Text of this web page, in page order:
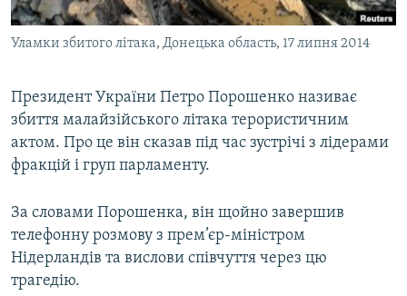
ІНФОГРАФІКА
ДОЛУЧАЙСЯ!
Усі сайти RFE/RL
Уламки збитого літака, Донецька область, 17 липня 2014
Президент України Петро Порошенко називає
збиття малайзійського літака терористичним
актом. Про це він сказав під час зустрічі з лідерами
фракцій і груп парламенту.
За словами Порошенка, він щойно завершив
телефонну розмову з прем’єр-міністром
Нідерландів та вислови співчуття через цю
трагедію.